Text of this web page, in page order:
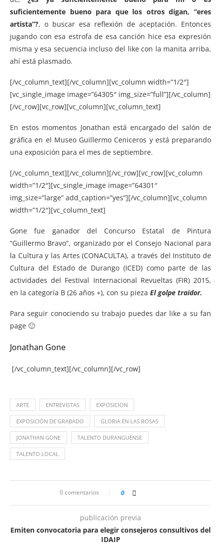
suficientemente bueno para que los otros digan, “eres
artista”?, o buscar esa reflexión de aceptación. Entonces
jugando con esa estrofa de esa canción hice esa expresión
misma y esa secuencia incluso del like con la manita arriba,
ahí está plasmado.
[/vc_column_text][/vc_column][vc_column width=”1/2″]
[vc_single_image image=”64305″ img_size=”full”][/vc_column]
[/vc_row][vc_row][vc_column][vc_column_text]
En estos momentos Jonathan está encargado del salón de
gráfica en el Museo Guillermo Ceniceros y está preparando
una exposición para el mes de septiembre.
[/vc_column_text][/vc_column][/vc_row][vc_row][vc_column
width=”1/2″][vc_single_image image=”64301″
img_size=”large” add_caption=”yes”][/vc_column][vc_column
width=”1/2″][vc_column_text]
Gone fue ganador del Concurso Estatal de Pintura
“Guillermo Bravo”, organizado por el Consejo Nacional para
la Cultura y las Artes (CONACULTA), a través del Instituto de
Cultura del Estado de Durango (ICED) como parte de las
actividades del Festival Internacional Revueltas (FIR) 2015,
en la categoría B (26 años +), con su pieza El golpe traidor.
Para seguir conociendo su trabajo puedes dar like a su fan
page 🙂
Jonathan Gone
[/vc_column_text][/vc_column][/vc_row]
ARTE ENTREVISTAS EXPOSICION
EXPOSICIÓN DE GRABADO GLORIA EN LAS ROSAS
JONATHAN GONE TALENTO DURANGUENSE
TALENTO LOCAL
0 comentarios 0
publicación previa
Emiten convocatoria para elegir consejeros consultivos del
IDAIP